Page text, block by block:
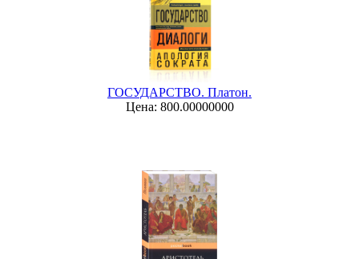
ГОСУДАРСТВО. Платон.
Цена: 800.00000000